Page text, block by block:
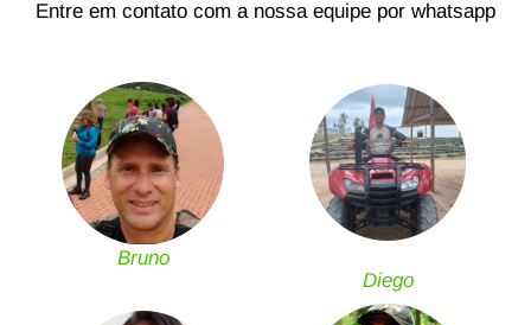
Entre em contato com a nossa equipe por whatsapp
Bruno
Diego